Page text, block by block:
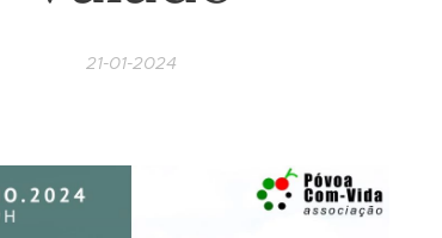
21-01-2024